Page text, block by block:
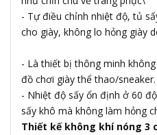
- Tự điều chỉnh nhiệt độ, tủ
cho giày, không lo hỏng giày
- Là thiết bị thông minh
đồ chơi giày thể thao/sneaker.
- Nhiệt độ sấy ổn định ở 60
sấy khô mà không làm hỏng
Thiết kế không khí nóng 3